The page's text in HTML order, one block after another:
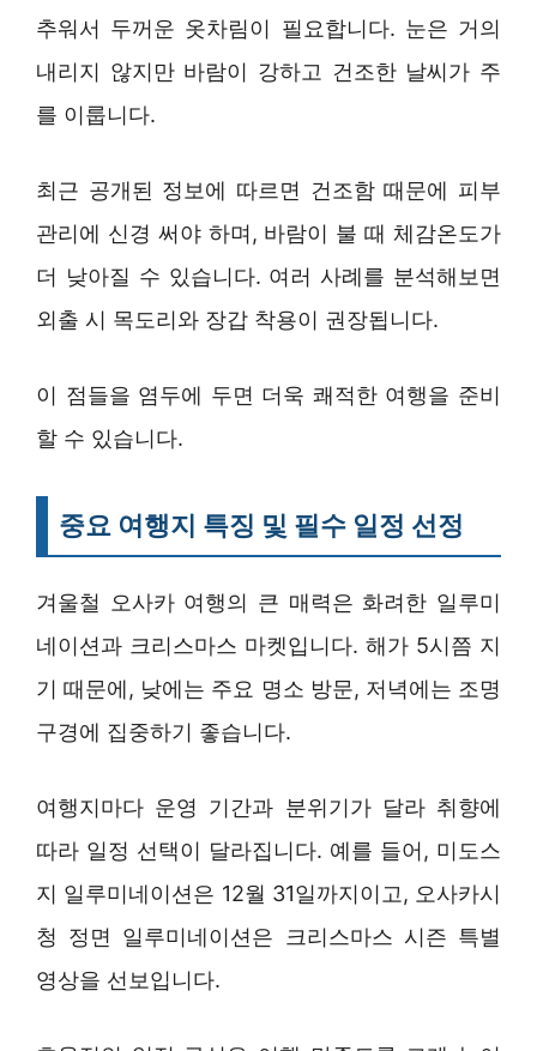
추워서 두꺼운 옷차림이 필요합니다. 눈은 거의
내리지 않지만 바람이 강하고 건조한 날씨가 주
를 이룹니다.
최근 공개된 정보에 따르면 건조함 때문에 피부
관리에 신경 써야 하며, 바람이 불 때 체감온도가
더 낮아질 수 있습니다. 여러 사례를 분석해보면
외출 시 목도리와 장갑 착용이 권장됩니다.
이 점들을 염두에 두면 더욱 쾌적한 여행을 준비
할 수 있습니다.
중요 여행지 특징 및 필수 일정 선정
겨울철 오사카 여행의 큰 매력은 화려한 일루미
네이션과 크리스마스 마켓입니다. 해가 5시쯤 지
기 때문에, 낮에는 주요 명소 방문, 저녁에는 조명
구경에 집중하기 좋습니다.
여행지마다 운영 기간과 분위기가 달라 취향에
따라 일정 선택이 달라집니다. 예를 들어, 미도스
지 일루미네이션은 12월 31일까지이고, 오사카시
청 정면 일루미네이션은 크리스마스 시즌 특별
영상을 선보입니다.